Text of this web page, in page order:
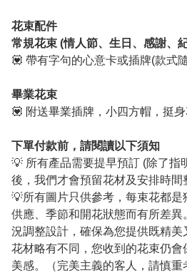
花束配件
常規花束 (情人節、 生日、感謝、
💟 帶有字句的心意卡或插牌(款式
畢業花束
💟 附送畢業插牌，小四方帽，挺
下單付款前，請閱讀以下須知
💡 所有產品需要提早預訂 (除了指
後，我們才會預留花材及安排時間
💡所有圖片只供參考，每束花都
供應、季節和開花狀態而有所差
況調整設計，確保為您提供既精
花材略有不同，您收到的花束仍
美感。（完美主義的客人，請慎重